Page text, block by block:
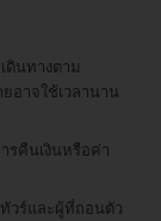
ดินทางตาม
อาจใช้เวลานาน
คืนเงินหรือค่า
วร์และผู้ที่ถอนตัว